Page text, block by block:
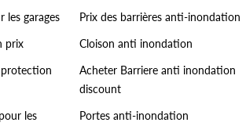
les garages
Prix des barrières anti-inondation
prix
Cloison anti inondation
Acheter Barriere anti inondation
discount
les
Portes anti-inondation